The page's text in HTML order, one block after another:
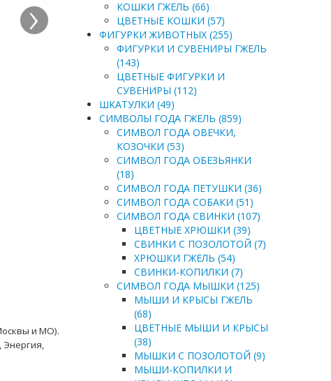
›
и МО).
Энергия,
КОШКИ ГЖЕЛЬ (66)
ЦВЕТНЫЕ КОШКИ (57)
ФИГУРКИ ЖИВОТНЫХ (255)
ФИГУРКИ И СУВЕНИРЫ ГЖЕЛЬ
(143)
ЦВЕТНЫЕ ФИГУРКИ И
СУВЕНИРЫ (112)
ШКАТУЛКИ (49)
СИМВОЛЫ ГОДА ГЖЕЛЬ (859)
СИМВОЛ ГОДА ОВЕЧКИ,
КОЗОЧКИ (53)
СИМВОЛ ГОДА ОБЕЗЬЯНКИ
(18)
СИМВОЛ ГОДА ПЕТУШКИ (36)
СИМВОЛ ГОДА СОБАКИ (51)
СИМВОЛ ГОДА СВИНКИ (107)
ЦВЕТНЫЕ ХРЮШКИ (39)
СВИНКИ С ПОЗОЛОТОЙ (7)
ХРЮШКИ ГЖЕЛЬ (54)
СВИНКИ-КОПИЛКИ (7)
СИМВОЛ ГОДА МЫШКИ (125)
МЫШИ И КРЫСЫ ГЖЕЛЬ
(68)
ЦВЕТНЫЕ МЫШИ И КРЫСЫ
(38)
МЫШКИ С ПОЗОЛОТОЙ (9)
МЫШИ-КОПИЛКИ И